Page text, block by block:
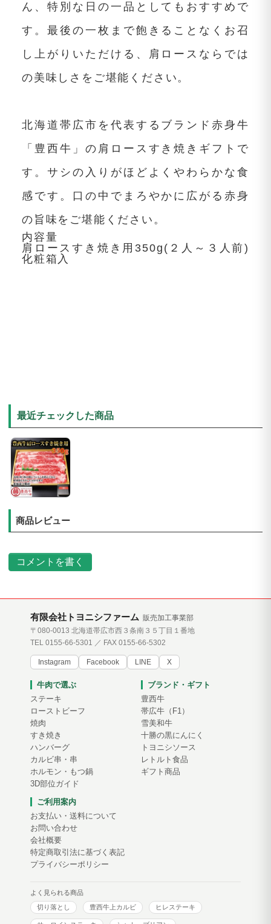
ん、特別な日の一品としてもおすすめで
す。最後の一枚まで飽きることなくお召
し上がりいただける、肩ロースならでは
の美味しさをご堪能ください。
北海道帯広市を代表するブランド赤身牛
「豊西牛」の肩ロースすき焼きギフトで
す。サシの入りがほどよくやわらかな食
感です。口の中でまろやかに広がる赤身
の旨味をご堪能ください。
内容量
肩ロースすき焼き用350g(２人～３人前)
化粧箱入
最近チェックした商品
商品レビュー
コメントを書く
有限会社トヨニシファーム 販売加工事業部
〒080-0013 北海道帯広市西３条南３５丁目１番地
TEL 0155-66-5301 ／ FAX 0155-66-5302
Instagram Facebook LINE X
牛肉で選ぶ
ステーキ
ローストビーフ
焼肉
すき焼き
ハンバーグ
カルビ串・串
ホルモン・もつ鍋
3D部位ガイド
ブランド・ギフト
豊西牛
帯広牛（F1）
雪美和牛
十勝の黒にんにく
トヨニシソース
レトルト食品
ギフト商品
ご利用案内
お支払い・送料について
お問い合わせ
会社概要
特定商取引法に基づく表記
プライバシーポリシー
よく見られる商品
切り落とし
豊西牛上カルビ ヒレステーキ